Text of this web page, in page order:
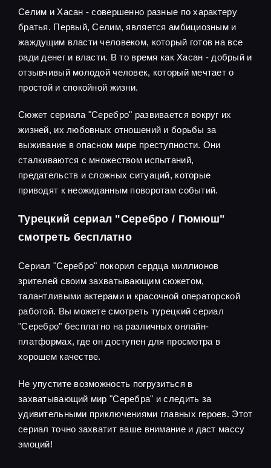
Селим и Хасан - совершенно разные по характеру
братья. Первый, Селим, является амбициозным и
жаждущим власти человеком, который готов на все
ради денег и власти. В то время как Хасан - добрый и
отзывчивый молодой человек, который мечтает о
простой и спокойной жизни.
Сюжет сериала "Серебро" развивается вокруг их
жизней, их любовных отношений и борьбы за
выживание в опасном мире преступности. Они
сталкиваются с множеством испытаний,
предательств и сложных ситуаций, которые
приводят к неожиданным поворотам событий.
Турецкий сериал "Серебро / Гюмюш"
смотреть бесплатно
Сериал "Серебро" покорил сердца миллионов
зрителей своим захватывающим сюжетом,
талантливыми актерами и красочной операторской
работой. Вы можете смотреть турецкий сериал
"Серебро" бесплатно на различных онлайн-
платформах, где он доступен для просмотра в
хорошем качестве.
Не упустите возможность погрузиться в
захватывающий мир "Серебра" и следить за
удивительными приключениями главных героев. Этот
сериал точно захватит ваше внимание и даст массу
эмоций!